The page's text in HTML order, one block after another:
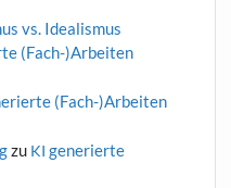
vs. Idealismus
(Fach-)Arbeiten
(Fach-)Arbeiten
zu KI generierte